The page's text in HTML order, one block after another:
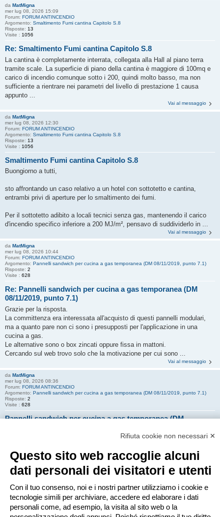
da MatMigna
mer lug 08, 2026 15:09
Forum: FORUM ANTINCENDIO
Argomento: Smaltimento Fumi cantina Capitolo S.8
Risposte: 13
Visite : 1056
Re: Smaltimento Fumi cantina Capitolo S.8
La cantina è completamente interrata, collegata alla Hall al piano terra
tramite scale. La superficie di piano della cantina è maggiore di 100mq e
carico di incendio comunque sotto i 200, quindi molto basso, ma non
sufficiente a rientrare nei parametri del livello di prestazione 1 causa
appunto ...
Vai al messaggio
da MatMigna
mer lug 08, 2026 12:30
Forum: FORUM ANTINCENDIO
Argomento: Smaltimento Fumi cantina Capitolo S.8
Risposte: 13
Visite : 1056
Smaltimento Fumi cantina Capitolo S.8
Buongiorno a tutti,
sto affrontando un caso relativo a un hotel con sottotetto e cantina,
entrambi privi di aperture per lo smaltimento dei fumi.
Per il sottotetto adibito a locali tecnici senza gas, mantenendo il carico
d'incendio specifico inferiore a 200 MJ/m², pensavo di suddividerlo in ...
Vai al messaggio
da MatMigna
mer lug 08, 2026 10:44
Forum: FORUM ANTINCENDIO
Argomento: Pannelli sandwich per cucina a gas temporanea (DM 08/11/2019, punto 7.1)
Risposte: 2
Visite : 628
Re: Pannelli sandwich per cucina a gas temporanea (DM
08/11/2019, punto 7.1)
Grazie per la risposta.
La committenza era interessata all'acquisto di questi pannelli modulari,
ma a quanto pare non ci sono i presupposti per l'applicazione in una
cucina a gas.
Le alternative sono o box zincati oppure fissa in mattoni.
Cercando sul web trovo solo che la motivazione per cui sono ...
Vai al messaggio
da MatMigna
mer lug 08, 2026 08:36
Forum: FORUM ANTINCENDIO
Argomento: Pannelli sandwich per cucina a gas temporanea (DM 08/11/2019, punto 7.1)
Risposte: 2
Visite : 628
Pannelli sandwich per cucina a gas temporanea (DM
vorrei sottoporre un quesito relativo ai pannelli sandwich utilizzati per la
realizzazione di una cucina a gas da 230 kW, installata nell'ambito di una
sagra paesana.
Dall'interpretazione del punto 7.1 del DM 8 novembre 2019 sembrerebbe
che i materiali impiegati debbano essere ...
Vai al messaggio
Rifiuta cookie non necessari ✕
Questo sito web raccoglie alcuni
dati personali dei visitatori e utenti
Con il tuo consenso, noi e i nostri partner utilizziamo i cookie e
tecnologie simili per archiviare, accedere ed elaborare i dati
personali come, ad esempio, la visita al sito web o la